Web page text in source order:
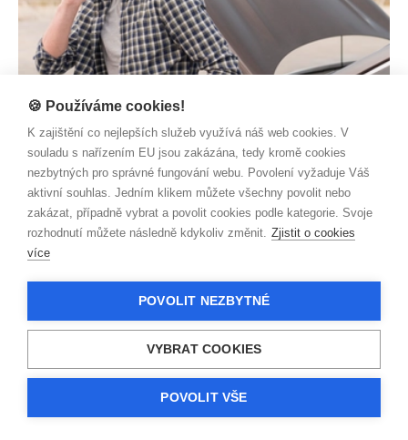
AUTO/ MOTO
Parťák, který je s vámi u každého kroku
Zjistit více
🍪 Používáme cookies!
K zajištění co nejlepších služeb využívá náš web cookies. V
souladu s nařízením EU jsou zakázána, tedy kromě cookies
nezbytných pro správné fungování webu. Povolení vyžaduje Váš
aktivní souhlas. Jedním klikem můžete všechny povolit nebo
zakázat, případně vybrat a povolit cookies podle kategorie. Svoje
rozhodnutí můžete následně kdykoliv změnit. Zjistit o cookies
více
POVOLIT NEZBYTNÉ
VYBRAT COOKIES
POVOLIT VŠE